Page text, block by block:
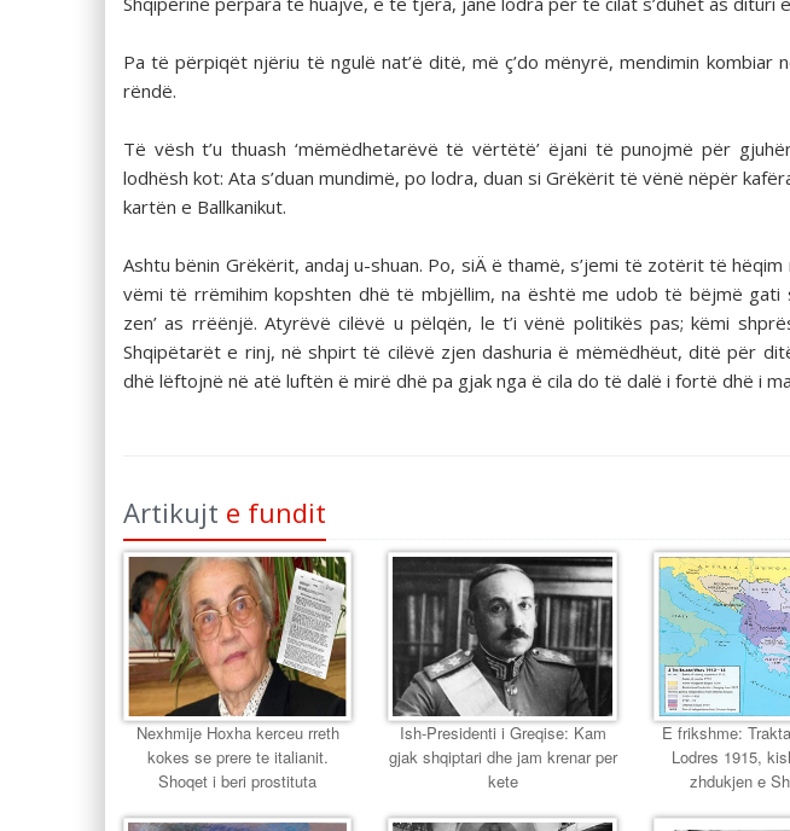
Pa të përpiqët njëriu të ngulë nat’ë ditë, më ç’do mënyrë, mendimin kombiar
rëndë.
Të vësh t’u thuash ‘mëmëdhetarëvë të vërtëtë’ ëjani të punojmë për
lodhësh kot: Ata s’duan mundimë, po lodra, duan si Grëkërit të vënë nëpër
kartën e Ballkanikut.
Ashtu bënin Grëkërit, andaj u-shuan. Po, siÄ ë thamë, s’jemi të zotërit të
vëmi të rrëmihim kopshten dhë të mbjëllim, na është me udob të bëjmë gati
zen’ as rrëënjë. Atyrëvë cilëvë u pëlqën, le t’i vënë politikës pas; këmi
Shqipëtarët e rinj, në shpirt të cilëvë zjen dashuria ë mëmëdhëut, ditë për
dhë lëftojnë në atë luftën ë mirë dhë pa gjak nga ë cila do të dalë i fortë dhë i
Artikujt e fundit
Nexhmije Hoxha kerceu rreth
kokes se prere te italianit.
Shoqet i beri prostituta
Ish-Presidenti i Greqise: Kam
gjak shqiptari dhe jam krenar per
kete
E frikshme:
Lodres 1915,
zhdukjen e